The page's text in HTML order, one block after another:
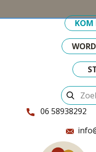
06 58938292
KOM